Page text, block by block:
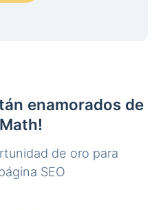
enamorados de
de oro para
SEO